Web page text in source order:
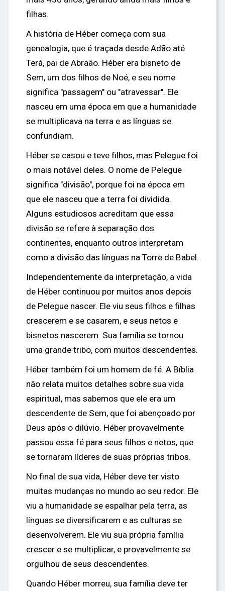
filhas.
A história de Héber começa com sua
genealogia, que é traçada desde Adão até
Terá, pai de Abraão. Héber era bisneto de
Sem, um dos filhos de Noé, e seu nome
significa "passagem" ou "atravessar". Ele
nasceu em uma época em que a humanidade
se multiplicava na terra e as línguas se
confundiam.
Héber se casou e teve filhos, mas Pelegue foi
o mais notável deles. O nome de Pelegue
significa "divisão", porque foi na época em
que ele nasceu que a terra foi dividida.
Alguns estudiosos acreditam que essa
divisão se refere à separação dos
continentes, enquanto outros interpretam
como a divisão das línguas na Torre de Babel.
Independentemente da interpretação, a vida
de Héber continuou por muitos anos depois
de Pelegue nascer. Ele viu seus filhos e filhas
crescerem e se casarem, e seus netos e
bisnetos nascerem. Sua família se tornou
uma grande tribo, com muitos descendentes.
Héber também foi um homem de fé. A Bíblia
não relata muitos detalhes sobre sua vida
espiritual, mas sabemos que ele era um
descendente de Sem, que foi abençoado por
Deus após o dilúvio. Héber provavelmente
passou essa fé para seus filhos e netos, que
se tornaram líderes de suas próprias tribos.
No final de sua vida, Héber deve ter visto
muitas mudanças no mundo ao seu redor. Ele
viu a humanidade se espalhar pela terra, as
línguas se diversificarem e as culturas se
desenvolverem. Ele viu sua própria família
crescer e se multiplicar, e provavelmente se
orgulhou de seus descendentes.
Quando Héber morreu, sua família deve ter